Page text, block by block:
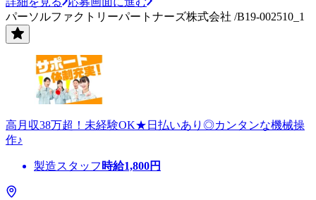
パーソルファクトリーパートナーズ株式会社 /B19-002510_1
高月収38万超！未経験OK★日払いあり◎カンタンな機械操
作♪
製造スタッフ 時給1,800円